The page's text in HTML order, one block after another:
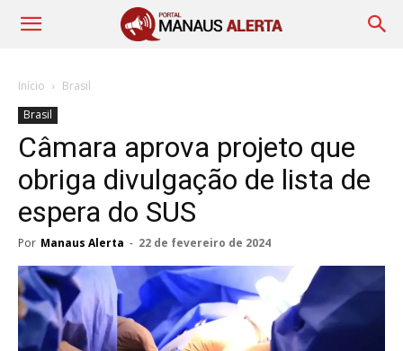
Início
Brasil
Brasil
Câmara aprova projeto que
obriga divulgação de lista de
espera do SUS
Por Manaus Alerta - 22 de fevereiro de 2024